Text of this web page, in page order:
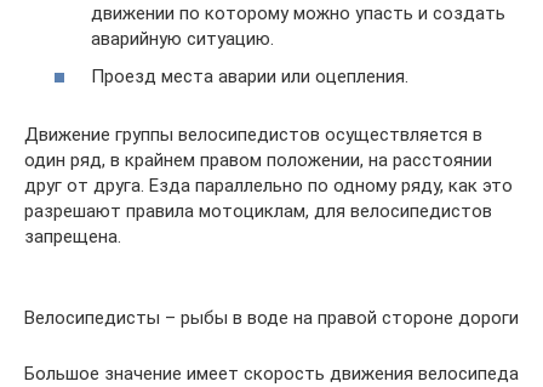
движении по которому можно упасть и создать
аварийную ситуацию.
Проезд места аварии или оцепления.
Движение группы велосипедистов осуществляется в
один ряд, в крайнем правом положении, на расстоянии
друг от друга. Езда параллельно по одному ряду, как это
разрешают правила мотоциклам, для велосипедистов
запрещена.
Велосипедисты – рыбы в воде на правой стороне дороги
Большое значение имеет скорость движения велосипеда